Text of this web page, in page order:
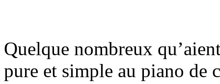
Quelque nombreux
pure et simple au piano de